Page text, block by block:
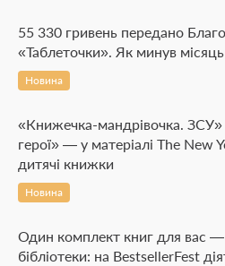
55 330 гривень передано
«Таблеточки». Як минув
Новина
«Книжечка-мандрівочка. ЗСУ»
герої» — у матеріалі The New
дитячі книжки
Новина
Один комплект книг для вас
бібліотеки: на BestsellerFest